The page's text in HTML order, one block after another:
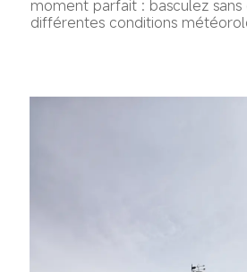
moment parfait : basculez
différentes conditions